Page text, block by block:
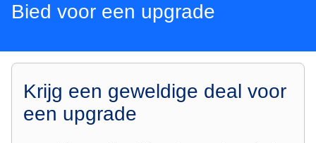
Bied voor een upgrade
Krijg een geweldige deal voor
een upgrade